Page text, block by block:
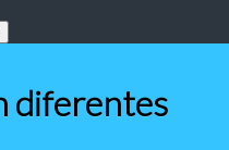
diferentes